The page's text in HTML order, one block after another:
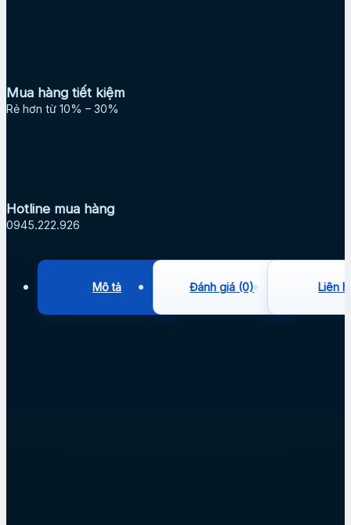
Mua hàng tiết kiệm
Rẻ hơn từ 10% – 30%
Hotline mua hàng
0945.222.926
Mô tả Đánh giá (0) Liên